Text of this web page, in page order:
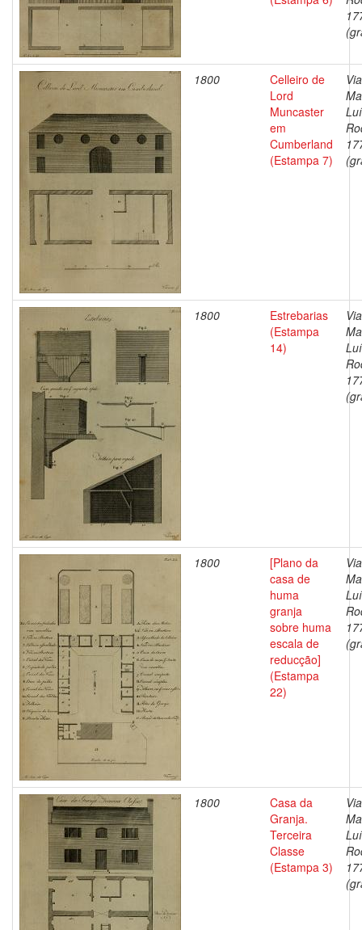
1800
Celleiro de
Lord
Muncaster
em
Cumberland
(Estampa 7)
1800
Estrebarias
(Estampa
14)
1800
[Plano da
casa de
huma
granja
sobre huma
escala de
reducção]
(Estampa
22)
1800
Casa da
Granja.
Terceira
Classe
(Estampa 3)